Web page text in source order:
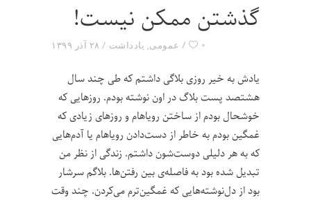
گذشتن ممکن نیست!
۲۸ آذر ۱۳۹۹ عمومی, یادداشت ۰
یادش به خیر روزی بلاگی داشتم که طی چند سال
هشتصد پست بلاگ در اون نوشته بودم. روزهایی که
خوشحال بودم از ساختن رویاهام و روزهای زیادی که
غمگین بودم به خاطر از دست‌دادن رویاهام یا آدم‌هایی
که به هر دلیلی دوست‌شون داشتم. زندگی از نظر من
تبدیل شده بود به فاصله‌ی بین رفتن‌ها. بلاگم سرشار
بود از دل‌نوشته‌هایی که غمگین‌ترم می‌کردن. چند وقت